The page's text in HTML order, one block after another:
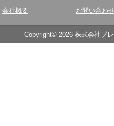
会社概要 お問い合わせ
Copyright© 2026 株式会社ブ